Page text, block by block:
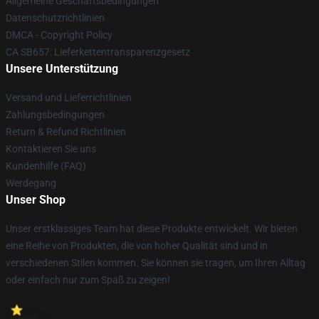
Datenschutzrichtlinien
DMCA - Copyright Policy
CA SB657: Lieferkettentransparenzgesetz
Unsere Unterstützung
Versand und Lieferrichtlinien
Zahlungsbedingungen
Return & Refund Richtlinien
Kontaktieren Sie uns
Kundenhilfe (FAQ)
Werdegang
Unser Shop
Unser erstklassiges Team hat diese Produkte entwickelt. Wir bieten
eine Reihe von Produkten, die von hoher Qualität sind und in
verschiedenen Stilen kommen. Sie können sie tragen, um Ihren Alltag
oder einfach nur zum Spaß zu zeigen!